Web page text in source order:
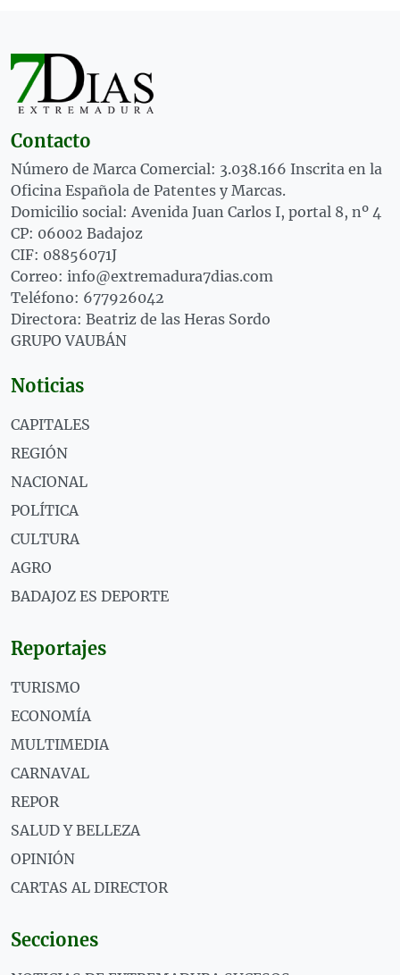
Contacto
Número de Marca Comercial: 3.038.166 Inscrita en la
Oficina Española de Patentes y Marcas.
Domicilio social: Avenida Juan Carlos I, portal 8, nº 4
CP: 06002 Badajoz
CIF: 08856071J
Correo: info@extremadura7dias.com
Teléfono: 677926042
Directora: Beatriz de las Heras Sordo
GRUPO VAUBÁN
Noticias
CAPITALES
REGIÓN
NACIONAL
POLÍTICA
CULTURA
AGRO
BADAJOZ ES DEPORTE
Reportajes
TURISMO
ECONOMÍA
MULTIMEDIA
CARNAVAL
REPOR
SALUD Y BELLEZA
OPINIÓN
CARTAS AL DIRECTOR
Secciones